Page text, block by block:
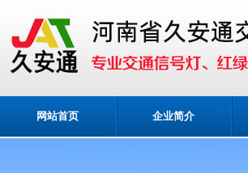
网站首页 企业简介